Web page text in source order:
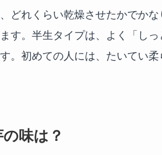
どれくらい乾燥させたかでか
す。半生タイプは、よく「し
。初めての人には、たいてい
味は？